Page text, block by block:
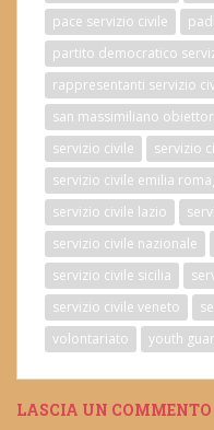
pace servizio civile
partito democratico
rappresentanti servizio
san massimiliano
servizio civile
servizio
servizio civile emilia
servizio civile lazio
servizio civile nazionale
servizio civile sicilia
servizio civile veneto
volontariato
youth
LASCIA UN COMMENTO